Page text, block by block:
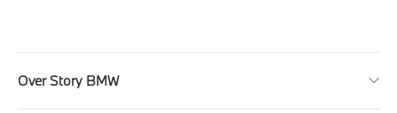
Over Story BMW